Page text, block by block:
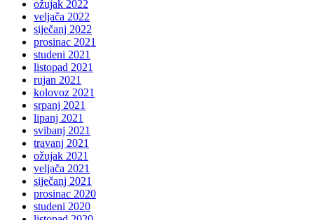
ožujak 2022
veljača 2022
siječanj 2022
prosinac 2021
studeni 2021
listopad 2021
rujan 2021
kolovoz 2021
srpanj 2021
lipanj 2021
svibanj 2021
travanj 2021
ožujak 2021
veljača 2021
siječanj 2021
prosinac 2020
studeni 2020